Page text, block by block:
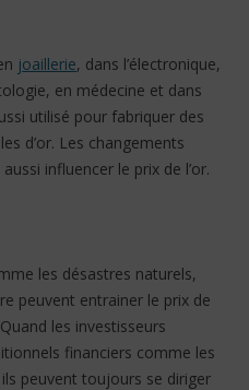
joaillerie, dans l’électronique,
en médecine et dans
utilisé pour fabriquer des
d’or. Les changements
influencer le prix de l’or.
les désastres naturels,
peuvent entrainer le prix de
les investisseurs
financiers comme les
peuvent toujours se diriger